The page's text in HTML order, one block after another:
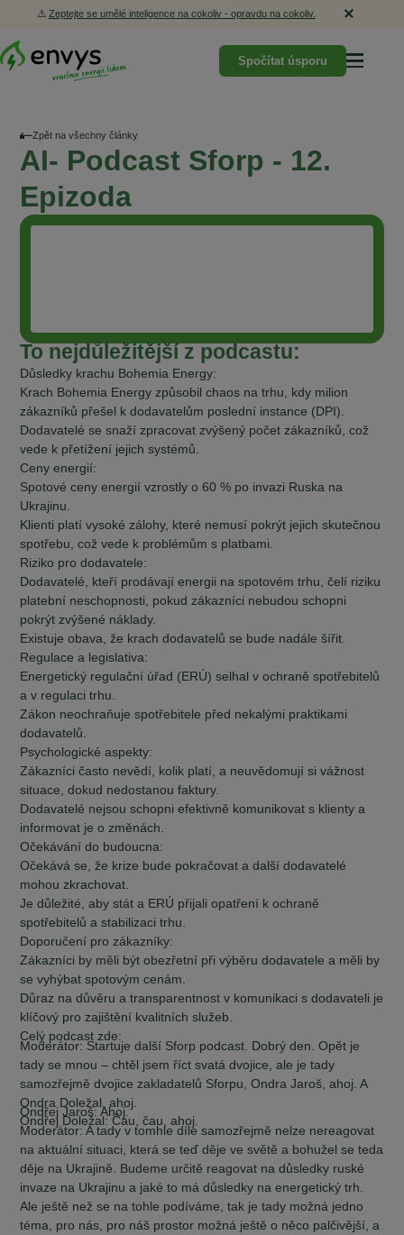
⚠️ Zeptejte se umělé inteligence na cokoliv - opravdu na cokoliv.
Spočítat úsporu
Zpět na všechny články
AI- Podcast Sforp - 12.
Epizoda
To nejdůležitější z podcastu:
Důsledky krachu Bohemia Energy:
Krach Bohemia Energy způsobil chaos na trhu, kdy milion
zákazníků přešel k dodavatelům poslední instance (DPI).
Dodavatelé se snaží zpracovat zvýšený počet zákazníků, což
vede k přetížení jejich systémů.
Ceny energií:
Spotové ceny energií vzrostly o 60 % po invazi Ruska na
Ukrajinu.
Klienti platí vysoké zálohy, které nemusí pokrýt jejich skutečnou
spotřebu, což vede k problémům s platbami.
Riziko pro dodavatele:
Dodavatelé, kteří prodávají energii na spotovém trhu, čelí riziku
platební neschopnosti, pokud zákazníci nebudou schopni
pokrýt zvýšené náklady.
Existuje obava, že krach dodavatelů se bude nadále šířit.
Regulace a legislativa:
Energetický regulační úřad (ERÚ) selhal v ochraně spotřebitelů
a v regulaci trhu.
Zákon neochraňuje spotřebitele před nekalými praktikami
dodavatelů.
Psychologické aspekty:
Zákazníci často nevědí, kolik platí, a neuvědomují si vážnost
situace, dokud nedostanou faktury.
Dodavatelé nejsou schopni efektivně komunikovat s klienty a
informovat je o změnách.
Očekávání do budoucna:
Očekává se, že krize bude pokračovat a další dodavatelé
mohou zkrachovat.
Je důležité, aby stát a ERÚ přijali opatření k ochraně
spotřebitelů a stabilizaci trhu.
Doporučení pro zákazníky:
Zákazníci by měli být obezřetní při výběru dodavatele a měli by
se vyhýbat spotovým cenám.
Důraz na důvěru a transparentnost v komunikaci s dodavateli je
klíčový pro zajištění kvalitních služeb.
Celý podcast zde:
Moderátor: Startuje další Sforp podcast. Dobrý den. Opět je
tady se mnou – chtěl jsem říct svatá dvojice, ale je tady
samozřejmě dvojice zakladatelů Sforpu, Ondra Jaroš, ahoj. A
Ondra Doležal, ahoj.
Ondřej Jaroš:Ahoj.
Ondřej Doležal:Čau, čau, ahoj.
Moderátor: A tady v tomhle díle samozřejmě nelze nereagovat
na aktuální situaci, která se teď děje ve světě a bohužel se teda
děje na Ukrajině. Budeme určitě reagovat na důsledky ruské
invaze na Ukrajinu a jaké to má důsledky na energetický trh.
Ale ještě než se na tohle podíváme, tak je tady možná jedno
téma, pro nás, pro náš prostor možná ještě o něco palčivější, a